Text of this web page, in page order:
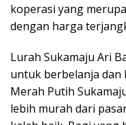
koperasi yang
dengan harga
Lurah Sukamaju Ari
untuk berbelanja dan
Merah Putih
lebih murah dari